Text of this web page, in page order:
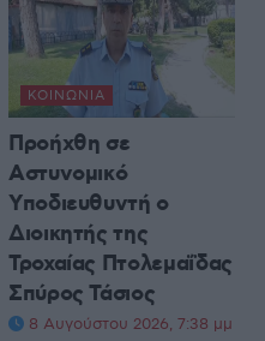
ΚΟΙΝΩΝΊΑ
Προήχθη σε
Αστυνομικό
Υποδιευθυντή ο
Διοικητής της
Τροχαίας Πτολεμαΐδας
Σπύρος Τάσιος
8 Αυγούστου 2026, 7:38 μμ